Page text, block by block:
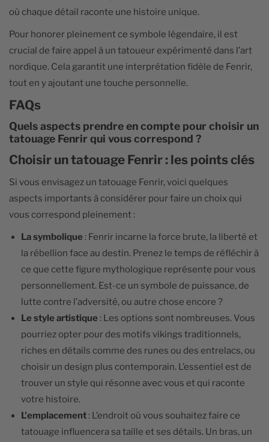
où chaque détail raconte une histoire unique.
Pour honorer pleinement ce symbole légendaire, il est
crucial de faire appel à un tatoueur expérimenté dans l’art
nordique. Cela garantit une interprétation fidèle de Fenrir,
tout en y ajoutant une touche personnelle.
FAQs
Quels aspects prendre en compte pour choisir un
tatouage Fenrir qui vous correspond ?
Choisir un tatouage Fenrir : les points clés
Si vous envisagez un tatouage Fenrir, voici quelques
aspects importants à considérer pour faire un choix qui
vous correspond pleinement :
La symbolique : Fenrir incarne la force brute, la liberté et
la rébellion face au destin. Prenez le temps de réfléchir à
ce que cette figure mythologique représente pour vous
personnellement. Est-ce un symbole de puissance, de
lutte contre l’adversité, ou autre chose encore ?
Le style artistique : Les options sont nombreuses. Vous
pourriez opter pour des motifs vikings traditionnels,
riches en détails comme des runes ou des entrelacs, ou
choisir un design plus contemporain. L’essentiel est de
trouver un style qui résonne avec vous et qui raconte
votre histoire.
L'emplacement : L’endroit où vous souhaitez faire ce
tatouage influencera sa taille et ses détails. Un bras, un